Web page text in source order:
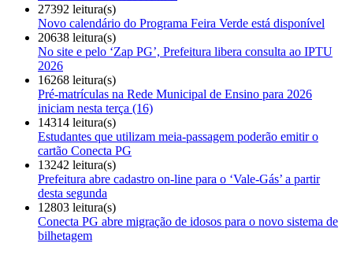
27392 leitura(s)
Novo calendário do Programa Feira Verde está disponível
20638 leitura(s)
No site e pelo ‘Zap PG’, Prefeitura libera consulta ao IPTU
2026
16268 leitura(s)
Pré-matrículas na Rede Municipal de Ensino para 2026
iniciam nesta terça (16)
14314 leitura(s)
Estudantes que utilizam meia-passagem poderão emitir o
cartão Conecta PG
13242 leitura(s)
Prefeitura abre cadastro on-line para o ‘Vale-Gás’ a partir
desta segunda
12803 leitura(s)
Conecta PG abre migração de idosos para o novo sistema de
bilhetagem